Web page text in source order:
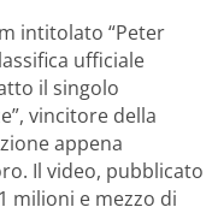
intitolato “Peter
ufficiale
il singolo
vincitore della
appena
Il video, pubblicato
milioni e mezzo di